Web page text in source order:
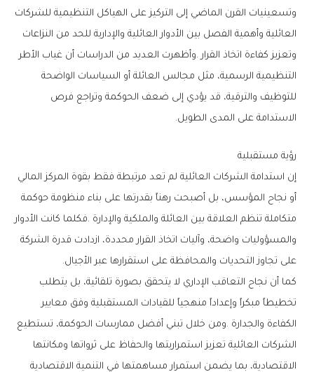
‬الاستدامة‭ ‬على‭ ‬المدى‭ ‬الطويل‭.‬
رؤية‭ ‬مستقبلية
‬على‭ ‬تجاوز‭ ‬التحديات‭ ‬والمحافظة‭ ‬على‭ ‬استقرارها‭ ‬عبر‭ ‬الأجيال‭.‬